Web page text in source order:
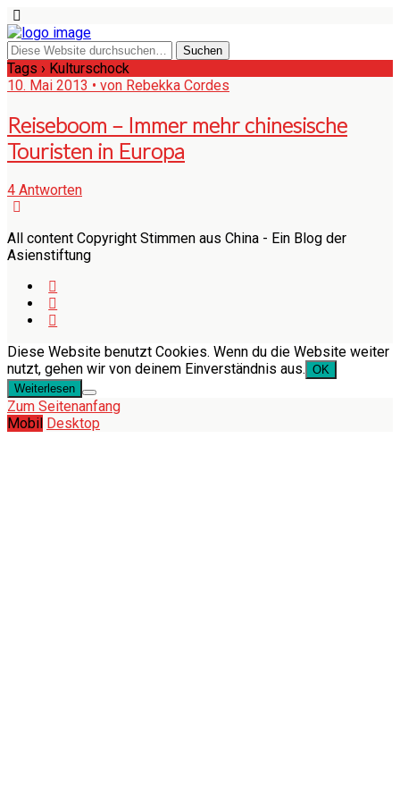
Tags › Kulturschock
10. Mai 2013 • von Rebekka Cordes
Reiseboom – Immer mehr chinesische
Touristen in Europa
4 Antworten
All content Copyright Stimmen aus China - Ein Blog der
Asienstiftung
Diese Website benutzt Cookies. Wenn du die Website weiter
nutzt, gehen wir von deinem Einverständnis aus. OK
Weiterlesen
Zum Seitenanfang
Mobil Desktop